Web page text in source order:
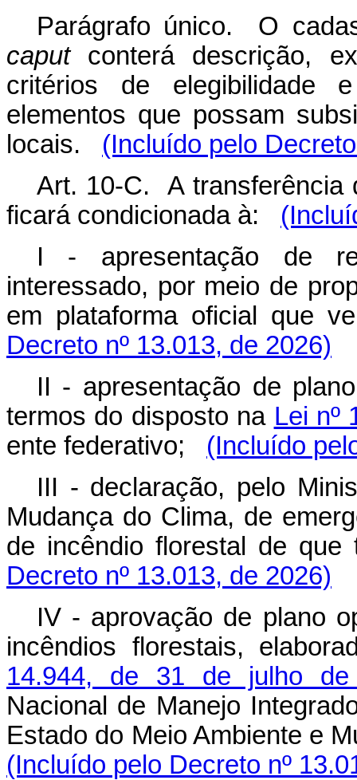
Parágrafo único. O
caputconterá descrição,
critérios de elegibilidade
elementos que possam
locais.
(Incluído pelo
Art. 10-C. A transferência
ficará condicionada à:
I - apresentação de
interessado, por meio de
em plataforma oficial que
Decreto nº 13.013, de 2026)
II - apresentação de
termos do disposto na Lei nº
ente federativo;
(Incluído
III - declaração, pelo
Mudança do Clima, de
de incêndio florestal de que
Decreto nº 13.013, de 2026)
IV - aprovação de plano
incêndios florestais,
14.944, de 31 de julho de
Nacional de Manejo
Estado do Meio Ambiente e
(Incluído pelo Decreto nº